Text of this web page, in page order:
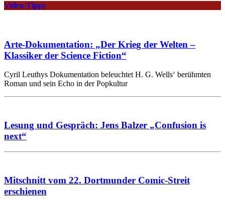
Video-Tipps
Arte-Dokumentation: „Der Krieg der Welten –
Klassiker der Science Fiction“
Cyril Leuthys Dokumentation beleuchtet H. G. Wells‘ berühmten
Roman und sein Echo in der Popkultur
Lesung und Gespräch: Jens Balzer „Confusion is
next“
Mitschnitt vom 22. Dortmunder Comic-Streit
erschienen